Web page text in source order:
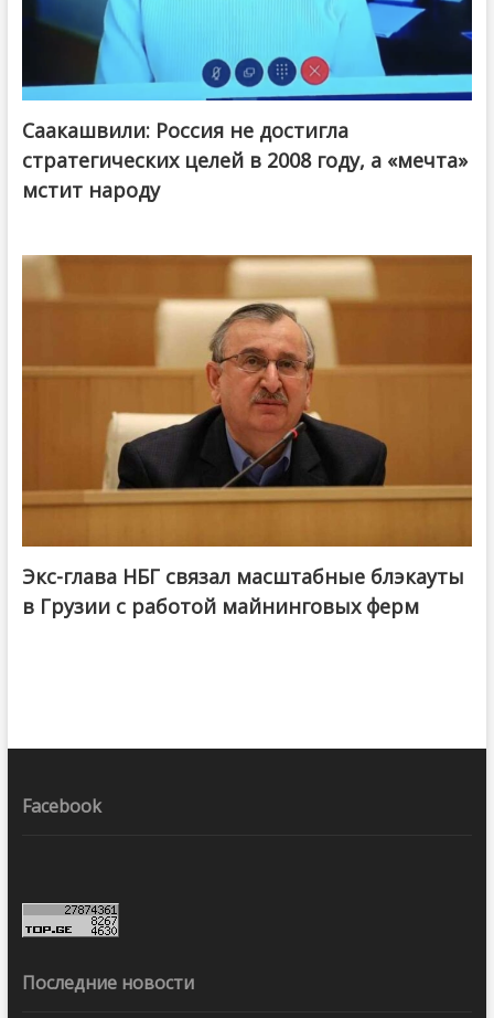
Саакашвили: Россия не достигла
стратегических целей в 2008 году, а «мечта»
мстит народу
Экс-глава НБГ связал масштабные блэкауты
в Грузии с работой майнинговых ферм
Facebook
Последние новости